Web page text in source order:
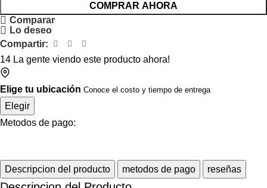
COMPRAR AHORA
Comparar
Lo deseo
Compartir:
14 La gente viendo este producto ahora!
Elige tu ubicación Conoce el costo y tiempo de entrega
Elegir
Metodos de pago:
Descripcion del producto metodos de pago reseñas